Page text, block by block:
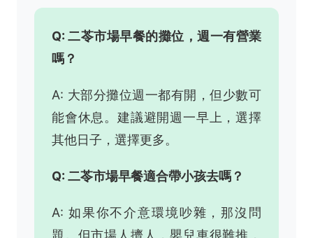
Q: 二苓市場早餐的攤位，週一有營業
嗎？
A: 大部分攤位週一都有開，但少數可
能會休息。建議避開週一早上，選擇
其他日子，選擇更多。
Q: 二苓市場早餐適合帶小孩去嗎？
A: 如果你不介意環境吵雜，那沒問
題。但市場人擠人，嬰兒車很難推，